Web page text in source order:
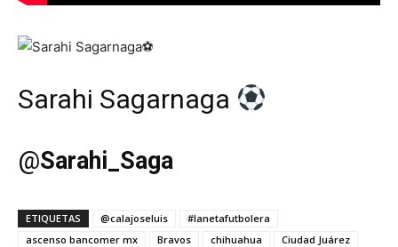
Sarahi Sagarnaga
@Sarahi_Saga
ETIQUETAS @calajoseluis
#lanetafutbolera
ascenso bancomer mx
Bravos chihuahua
Ciudad Juárez